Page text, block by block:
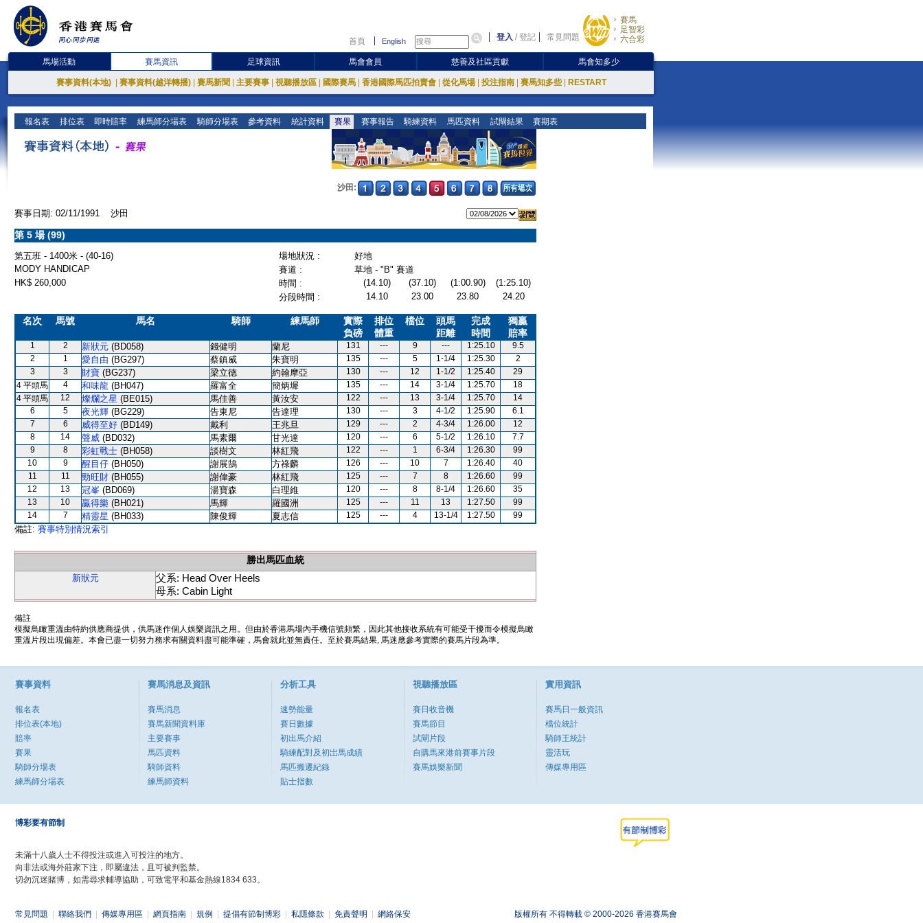
首頁 English 登入 /登記 常見問題
賽馬
足智彩
六合彩
馬場活動 賽馬資訊 足球資訊 馬會會員 慈善及社區貢獻 馬會知多少
賽事資料(本地) 賽事資料(越洋轉播) 賽馬新聞 主要賽事 視聽播放區 國際賽馬 香港國際馬匹拍賣會 從化馬場 投注指南 賽馬知多些 RESTART
報名表 排位表 即時賠率 練馬師分場表 騎師分場表 參考資料 統計資料 賽果 賽事報告 騎練資料 馬匹資料 試閘結果 賽期表
沙田:
賽事日期: 02/11/1991 沙田
第 5 場 (99)
第五班 - 1400米 - (40-16) 場地狀況 :
好地
MODY HANDICAP
賽道 :
草地 - "B" 賽道
HK$ 260,000
時間 : (14.10) (37.10) (1:00.90)
(1:25.10)
分段時間 :
14.10 23.00 23.80 24.20
名次 馬號 馬名 騎師 練馬師
實際
負磅
排位
體重
檔位
頭馬
距離
完成
時間
獨贏
賠率
1 2 新狀元 (BD058) 錢健明 蘭尼 131 --- 9 --- 1:25.10
9.5
2
1 愛自由 (BG297) 蔡鎮威 朱寶明 135 --- 5 1-1/4 1:25.30
2
3
3 財寶 (BG237) 梁立德 約翰摩亞 130 --- 12 1-1/2 1:25.40
29
4 平頭馬
4 和味龍 (BH047) 羅富全 簡炳墀 135 --- 14 3-1/4 1:25.70
18
4 平頭馬
12 燦爛之星 (BE015) 馬佳善 黃汝安 122 --- 13 3-1/4 1:25.70
14
6
5 夜光輝 (BG229) 告東尼 告達理 130 --- 3 4-1/2 1:25.90
6.1
7
6 威得至好 (BD149) 戴利 王兆旦 129 --- 2 4-3/4 1:26.00
12
8
14 聲威 (BD032) 馬素爾 甘光達 120 --- 6 5-1/2 1:26.10
7.7
9
8 彩虹戰士 (BH058) 談樹文 林紅飛 122 --- 1 6-3/4 1:26.30
99
10
9 醒目仔 (BH050) 謝展鵠 方祿麟 126 --- 10 7 1:26.40
40
11
11 勁旺財 (BH055) 謝偉豪 林紅飛 125 --- 7 8 1:26.60
99
12
13 冠峯 (BD069) 湯寶森 白理維 120 --- 8 8-1/4 1:26.60
35
13
10 贏得樂 (BH021) 馬輝 羅國洲 125 --- 11 13 1:27.50
99
14
7 精靈星 (BH033) 陳俊輝 夏志信 125 --- 4 13-1/4 1:27.50 99
備註: 賽事特別情況索引
勝出馬匹血統
新狀元
父系: Head Over Heels
母系: Cabin Light
備註
模擬鳥瞰重溫由特約供應商提供，供馬迷作個人娛樂資訊之用。但由於香港馬場內手機信號頻繁，因此其他接收系統有可能受干擾而令模擬鳥瞰
重溫片段出現偏差。本會已盡一切努力務求有關資料盡可能準確，馬會就此並無責任。至於賽馬結果, 馬迷應參考實際的賽馬片段為準。
賽事資料
報名表
排位表(本地)
賠率
賽果
騎師分場表
練馬師分場表
賽馬消息及資訊
賽馬消息
賽馬新聞資料庫
主要賽事
馬匹資料
騎師資料
練馬師資料
分析工具
速勢能量
賽日數據
初出馬介紹
騎練配對及初岀馬成績
馬匹搬遷紀錄
貼士指數
視聽播放區
賽日收音機
賽馬節目
試閘片段
自購馬來港前賽事片段
賽馬娛樂新聞
實用資訊
賽馬日一般資訊
檔位統計
騎師王統計
靈活玩
傳媒專用區
博彩要有節制
未滿十八歲人士不得投注或進入可投注的地方。
向非法或海外莊家下注，即屬違法，且可被判監禁。
切勿沉迷賭博，如需尋求輔導協助，可致電平和基金熱線1834 633。
常見問題 聯絡我們 傳媒專用區 網頁指南 規例 提倡有節制博彩 私隱條款 免責聲明 網絡保安 版權所有 不得轉載 © 2000-2026 香港賽馬會